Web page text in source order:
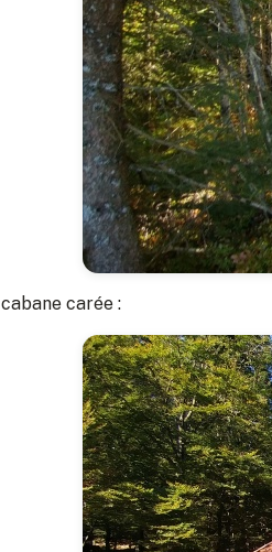
cabane carée :